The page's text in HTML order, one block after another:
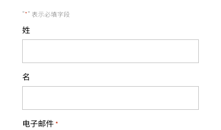
"*" 表示必填字段
姓
名
电子邮件 *